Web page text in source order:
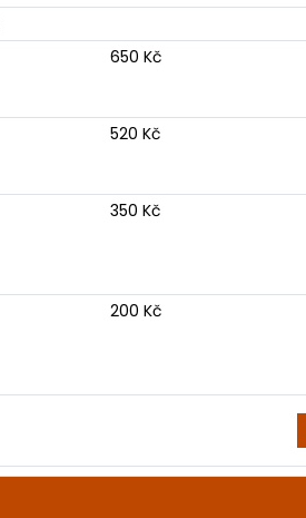
650 Kč
520 Kč
350 Kč
200 Kč